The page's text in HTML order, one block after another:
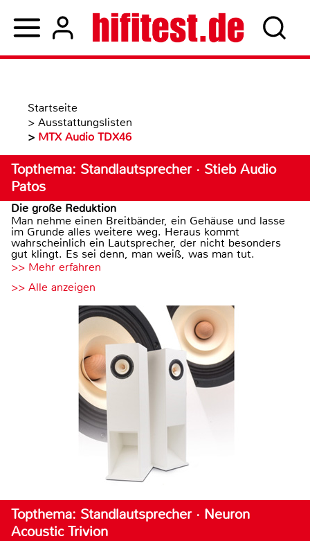
Startseite
> Ausstattungslisten
> MTX Audio TDX46
Topthema: Standlautsprecher · Stieb Audio
Patos
Die große Reduktion
Man nehme einen Breitbänder, ein Gehäuse und lasse
im Grunde alles weitere weg. Heraus kommt
wahrscheinlich ein Lautsprecher, der nicht besonders
gut klingt. Es sei denn, man weiß, was man tut.
>> Mehr erfahren
>> Alle anzeigen
Topthema: Standlautsprecher · Neuron
Acoustic Trivion